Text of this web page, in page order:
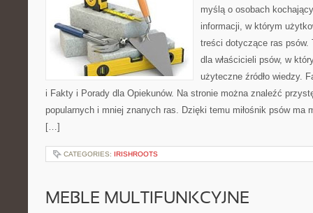
myślą o osobach
informacji, w którym
treści dotyczące ras psów.
dla właścicieli psów, w
użyteczne źródło wiedzy.
i Fakty i Porady dla Opiekunów. Na stronie można znaleźć
popularnych i mniej znanych ras. Dzięki temu miłośnik psów ma
[…]
CATEGORIES: IRISHROOTS
MEBLE MULTIFUNKCYJNE